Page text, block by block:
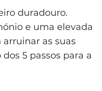
duradouro.
e uma elevada
as suas
5 passos para a